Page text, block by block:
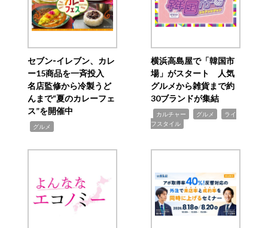
セブン‐イレブン、カレ
ー15商品を一斉投入
名店監修から冷製うど
んまで“夏のカレーフェ
ス”を開催中
グルメ
横浜高島屋で「韓国市
場」がスタート 人気
グルメから雑貨まで約
30ブランドが集結
カルチャー グルメ
ライ
フスタイル